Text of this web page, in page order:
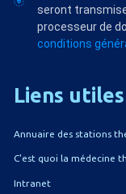
seront
processeur de
conditions
Liens utiles
Annuaire des stations
C'est quoi la médecine
Intranet